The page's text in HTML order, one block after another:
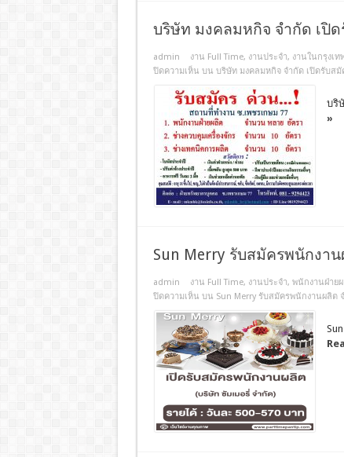
บริษัท มงคลมหกิจ จำกัด เปิ
admin งาน Full Time, งานประจํา, งานในกรุงเท
ปิดความเห็น บน บริษัท มงคลมหกิจ จำกัด เปิดรับส
บริ
»
Sun Merry รับสมัครพนักงา
admin งาน Full Time, งานประจํา, พนักงานฝ่าย
ปิดความเห็น บน Sun Merry รับสมัครพนักงานผลิต